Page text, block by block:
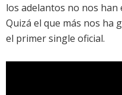
los adelantos no nos han
Quizá el que más nos ha
el primer single oficial.